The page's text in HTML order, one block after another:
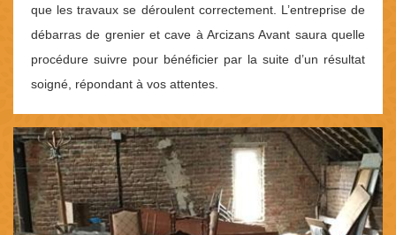
que les travaux se déroulent correctement. L’entreprise de
débarras de grenier et cave à Arcizans Avant saura quelle
procédure suivre pour bénéficier par la suite d’un résultat
soigné, répondant à vos attentes.